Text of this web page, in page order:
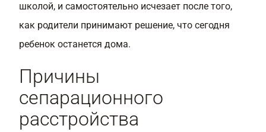
школой, и самостоятельно исчезает после того,
как родители принимают решение, что сегодня
ребенок останется дома.
Причины
сепарационного
расстройства